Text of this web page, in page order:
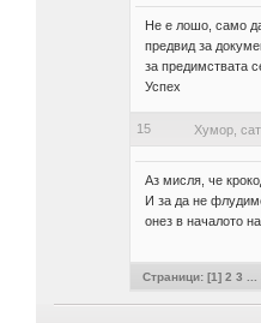
Не е лошо, само
предвид за
за предимствата
Успех
15 Хумор,
Аз мисля, че
И за да не
онез в началото
Страници: [1] 2 3